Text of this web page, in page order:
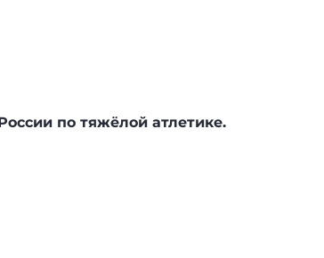
по тяжёлой атлетике.